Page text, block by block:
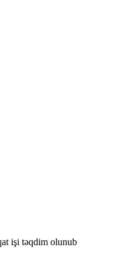
işi təqdim olunub